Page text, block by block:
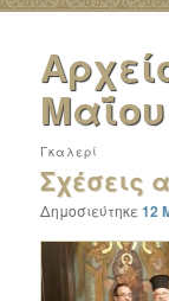
Σχέσεις
Γκαλερί
Δημοσιεύτηκε12